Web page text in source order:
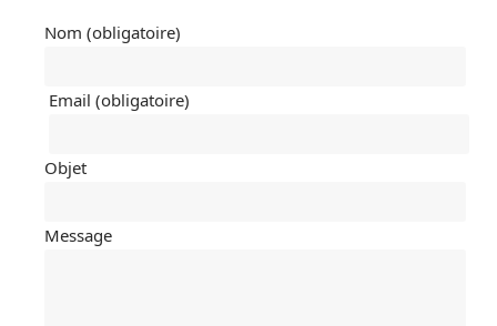
Nom (obligatoire)
Email (obligatoire)
Objet
Message